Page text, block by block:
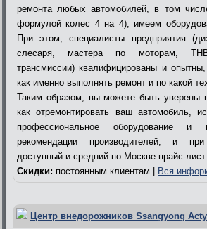
ремонта любых автомобилей, в том
формулой колес 4 на 4), имеем
При этом, специалисты предприятия
слесаря, мастера по моторам,
трансмиссии) квалифицированы и
как именно выполнять ремонт и по какой
Таким образом, вы можете быть уверены
как отремонтировать ваш автомобиль,
профессиональное оборудование и
рекомендации производителей, и
доступный и средний по Москве прайс-лист.
Скидки: постоянным клиентам | Вся
Центр внедорожников Ssangyong